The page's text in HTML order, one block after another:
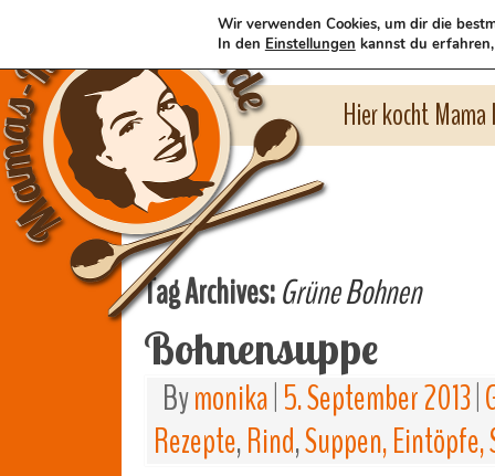
Hier kocht
Tag Archives:Grüne Bohnen
Bohnensuppe
Bymonika 5. September 2013
Rezepte,Rind,Suppen, Eintöpfe,
Wir verwenden Cookies, um dir die
In den Einstellungen kannst du